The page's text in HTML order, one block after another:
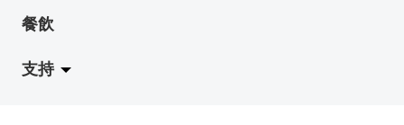
檔案庫
藝穗網誌
活動
工作坊
2015-16 藝術場地資助計劃
2015 照亮香港在新加坡
奶庫
地下劇場
餐飲
支持